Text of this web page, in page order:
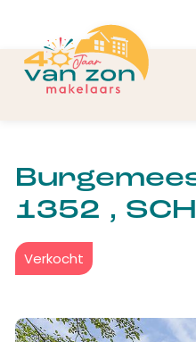
1352 ,
Verkocht